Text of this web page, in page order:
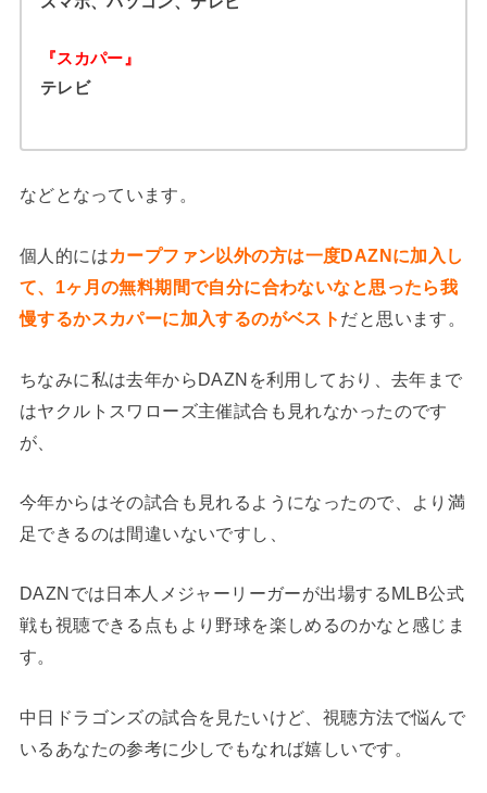
『スカパー』
テレビ
などとなっています。
個人的にはカープファン以外の方は一度DAZNに加入し
て、1ヶ月の無料期間で自分に合わないなと思ったら我
慢するかスカパーに加入するのがベスト だと思います。
ちなみに私は去年からDAZNを利用しており、去年まで
はヤクルトスワローズ主催試合も見れなかったのです
が、
今年からはその試合も見れるようになったので、より満
足できるのは間違いないですし、
DAZNでは日本人メジャーリーガーが出場するMLB公式
戦も視聴できる点もより野球を楽しめるのかなと感じま
す。
中日ドラゴンズの試合を見たいけど、視聴方法で悩んで
いるあなたの参考に少しでもなれば嬉しいです。